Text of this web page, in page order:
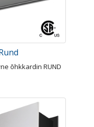
õhkkardin RUND